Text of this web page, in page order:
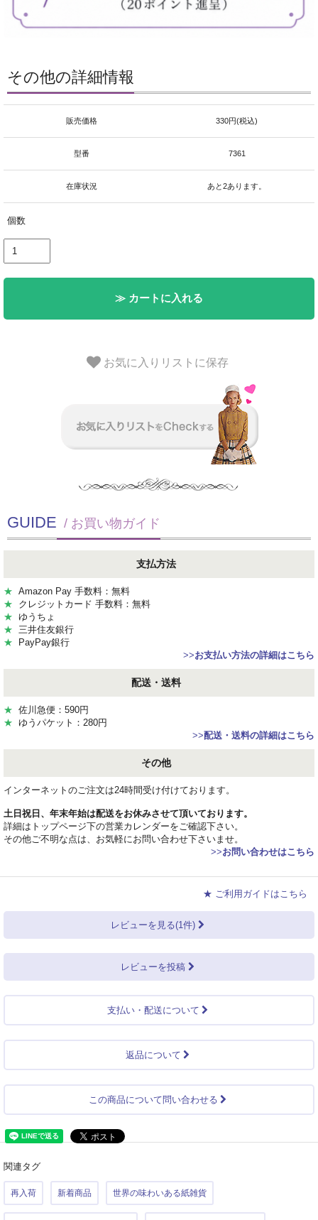
その他の詳細情報
販売価格 330円(税込)
型番 7361
在庫状況 あと2あります。
個数
≫ カートに入れる
お気に入りリストに保存
GUIDE / お買い物ガイド
支払方法
★ Amazon Pay 手数料：無料
★ クレジットカード 手数料：無料
★ ゆうちょ
★ 三井住友銀行
★ PayPay銀行
>>お支払い方法の詳細はこちら
配送・送料
★ 佐川急便：590円
★ ゆうパケット：280円
>>配送・送料の詳細はこちら
その他
インターネットのご注文は24時間受け付けております。
土日祝日、年末年始は配送をお休みさせて頂いております。
詳細はトップページ下の営業カレンダーをご確認下さい。
その他ご不明な点は、お気軽にお問い合わせ下さいませ。
>>お問い合わせはこちら
★ ご利用ガイドはこちら
レビューを見る(1件)
レビューを投稿
支払い・配送について
返品について
この商品について問い合わせる
関連タグ
再入荷 新着商品 世界の味わいある紙雑貨